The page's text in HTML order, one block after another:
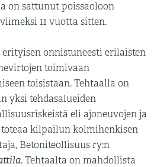
on sattunut poissaoloon
11 vuotta sitten.
onnistuneesti erilaisten
toimivaan
toisistaan. Tehtaalla on
yksi tehdasalueiden
eli ajoneuvojen ja
kilpailun kolmihenkisen
Betoniteollisuus ry:n
. Tehtaalta on mahdollista